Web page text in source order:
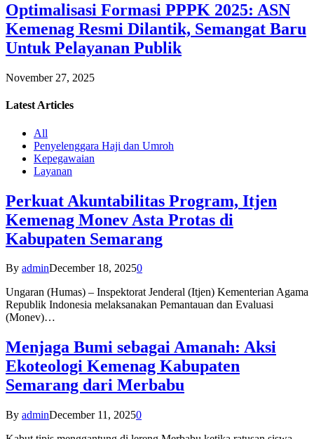
Optimalisasi Formasi PPPK 2025: ASN
Kemenag Resmi Dilantik, Semangat Baru
Untuk Pelayanan Publik
November 27, 2025
Latest Articles
All
Penyelenggara Haji dan Umroh
Kepegawaian
Layanan
Perkuat Akuntabilitas Program, Itjen
Kemenag Monev Asta Protas di
Kabupaten Semarang
By adminDecember 18, 20250
Ungaran (Humas) – Inspektorat Jenderal (Itjen) Kementerian Agama
Republik Indonesia melaksanakan Pemantauan dan Evaluasi
(Monev)…
Menjaga Bumi sebagai Amanah: Aksi
Ekoteologi Kemenag Kabupaten
Semarang dari Merbabu
By adminDecember 11, 20250